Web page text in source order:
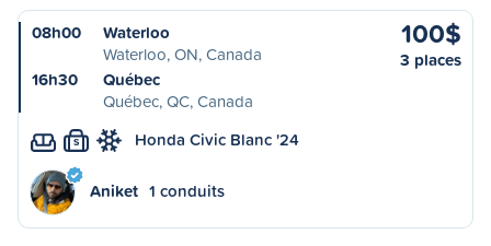
08h00
Waterloo
Waterloo, ON, Canada
16h30
Québec
Québec, QC, Canada
100$
3 places
S Honda Civic Blanc '24
Aniket 1 conduits